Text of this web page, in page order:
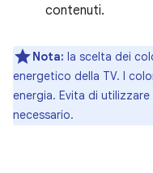
contenuti.
Nota: la scelta dei
energetico della TV. I
energia. Evita di
necessario.